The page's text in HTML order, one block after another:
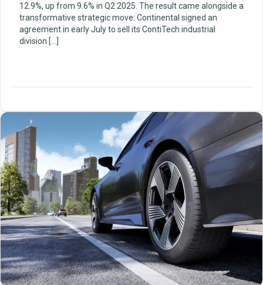
12.9%, up from 9.6% in Q2 2025. The result came alongside a
transformative strategic move: Continental signed an
agreement in early July to sell its ContiTech industrial
division […]